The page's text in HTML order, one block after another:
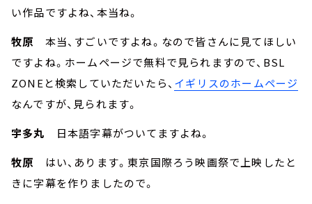
い作品ですよね、本当ね。
牧原 本当、すごいですよね。なので皆さんに見てほしい
ですよね。ホームページで無料で見られますので、BSL
ZONEと検索していただいたら、 イギリスのホームページ
なんですが、見られます。
宇多丸 日本語字幕がついてますよね。
牧原 はい、あります。東京国際ろう映画祭で上映したと
きに字幕を作りましたので。